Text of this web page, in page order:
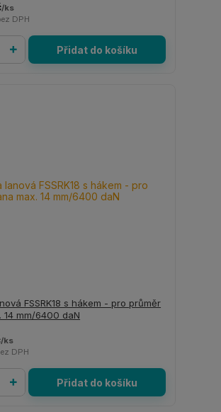
/ks
DPH
Přidat do košíku
FSSRK18 s hákem - pro průměr
14 mm/6400 daN
/ks
DPH
Přidat do košíku